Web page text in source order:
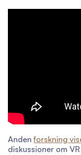
Andenforskning
diskussioner om